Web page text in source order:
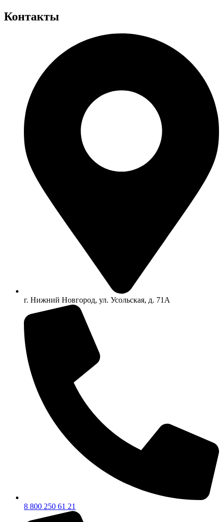
Контакты
г. Нижний Новгород, ул. Усольская, д. 71А
8 800 250 61 21